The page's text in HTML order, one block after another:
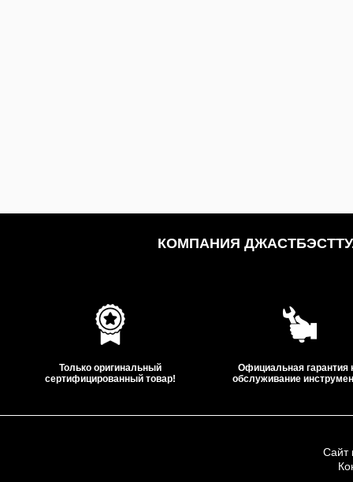
КОМПАНИЯ
Только оригинальный
сертифицированный товар!
Официальная гарантия
обслуживание
Сайт